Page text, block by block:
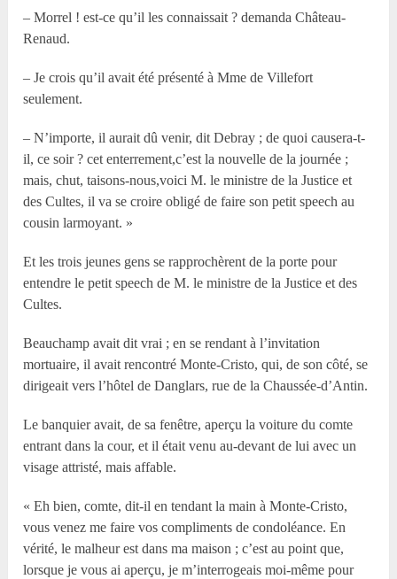
– Morrel ! est-ce qu’il les connaissait ? demanda Château-
Renaud.
– Je crois qu’il avait été présenté à Mme de Villefort
seulement.
– N’importe, il aurait dû venir, dit Debray ; de quoi causera-t-
il, ce soir ? cet enterrement,c’est la nouvelle de la journée ;
mais, chut, taisons-nous,voici M. le ministre de la Justice et
des Cultes, il va se croire obligé de faire son petit speech au
cousin larmoyant. »
Et les trois jeunes gens se rapprochèrent de la porte pour
entendre le petit speech de M. le ministre de la Justice et des
Cultes.
Beauchamp avait dit vrai ; en se rendant à l’invitation
mortuaire, il avait rencontré Monte-Cristo, qui, de son côté, se
dirigeait vers l’hôtel de Danglars, rue de la Chaussée-d’Antin.
Le banquier avait, de sa fenêtre, aperçu la voiture du comte
entrant dans la cour, et il était venu au-devant de lui avec un
visage attristé, mais affable.
« Eh bien, comte, dit-il en tendant la main à Monte-Cristo,
vous venez me faire vos compliments de condoléance. En
vérité, le malheur est dans ma maison ; c’est au point que,
lorsque je vous ai aperçu, je m’interrogeais moi-même pour